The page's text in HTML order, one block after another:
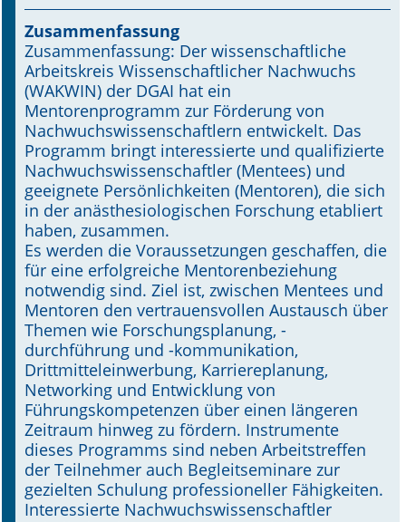
Online First
A&I English
Mediadaten
Autoren-Service
Bestell-Service
Stellenmarkt
Kongresskalender
Zusammenfassung
Zusammenfassung: Der wissenschaftliche
Arbeitskreis Wissenschaftlicher Nachwuchs
(WAKWIN) der DGAI hat ein
Mentorenprogramm zur Förderung von
Nachwuchswissenschaftlern entwickelt. Das
Programm bringt interessierte und qualifizierte
Nachwuchswissenschaftler (Mentees) und
geeignete Persönlichkeiten (Mentoren), die sich
in der anästhesiologischen Forschung etabliert
haben, zusammen.
Es werden die Voraussetzungen geschaffen, die
für eine erfolgreiche Mentorenbeziehung
notwendig sind. Ziel ist, zwischen Mentees und
Mentoren den vertrauensvollen Austausch über
Themen wie Forschungsplanung, -
durchführung und -kommunikation,
Drittmitteleinwerbung, Karriereplanung,
Networking und Entwicklung von
Führungskompetenzen über einen längeren
Zeitraum hinweg zu fördern. Instrumente
dieses Programms sind neben Arbeitstreffen
der Teilnehmer auch Begleitseminare zur
gezielten Schulung professioneller Fähigkeiten.
Interessierte Nachwuchswissenschaftler